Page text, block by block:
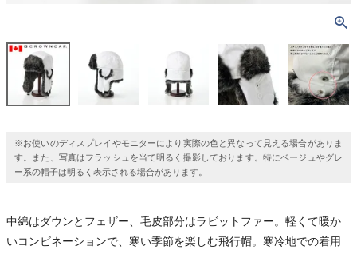
※お使いのディスプレイやモニターにより実際の色と異なって見える場合がありま
す。また、写真はフラッシュを当て明るく撮影しております。特にベージュやグレ
ー系の帽子は明るく表示される場合があります。
中綿はダウンとフェザー、毛皮部分はラビットファー。軽くて暖か
いコンビネーションで、寒い季節を楽しむ飛行帽。寒冷地での着用